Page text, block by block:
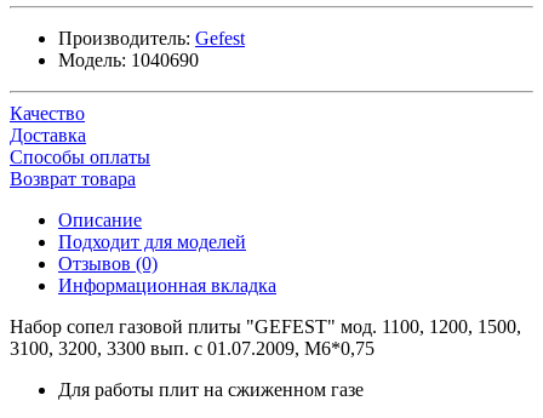
Производитель: Gefest
Модель: 1040690
Качество
Доставка
Способы оплаты
Возврат товара
Описание
Подходит для моделей
Отзывов (0)
Информационная вкладка
Набор сопел газовой плиты "GEFEST" мод. 1100, 1200, 1500,
3100, 3200, 3300 вып. с 01.07.2009, М6*0,75
Для работы плит на сжиженном газе